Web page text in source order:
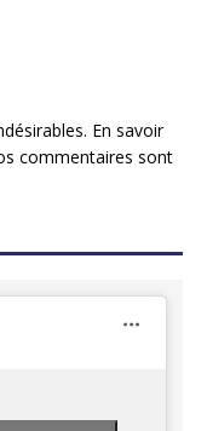
En savoir
commentaires sont